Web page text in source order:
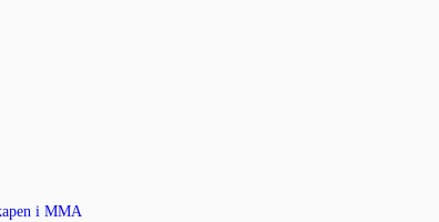
i MMA